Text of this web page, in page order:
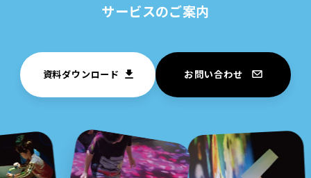
サービスのご案内
資料ダウンロード お問い合わせ